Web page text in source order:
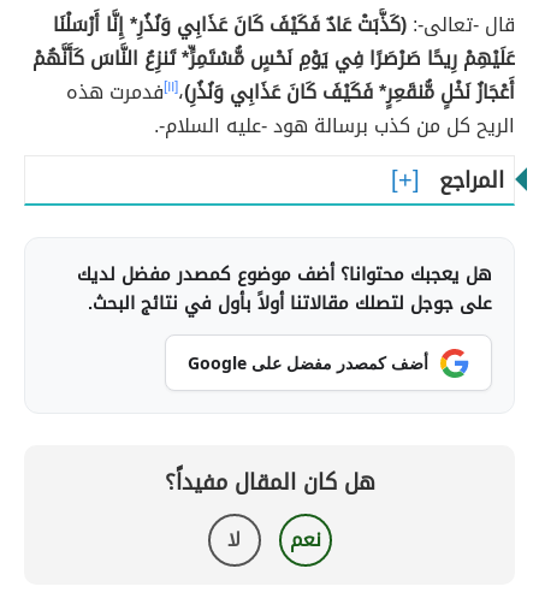
قال -تعالى-:(كَذَّبَتْ عَادٌ فَكَيْفَ كَانَ عَذَابِي وَنُذُرِ* إِنَّا أَرْسَلْنَا
عَلَيْهِمْ رِيحًا صَرْصَرًا فِي يَوْمِ نَحْسٍ مُّسْتَمِرٍّ* تَنزِعُ النَّاسَ كَأَنَّهُمْ
أَعْجَازُ نَخْلٍ مُّنقَعِرٍ* فَكَيْفَ كَانَ عَذَابِي وَنُذُرِ)،[١١] فدمرت هذه
الريح كل من كذب برسالة هود -عليه السلام-.
المراجع
هل يعجبك محتوانا؟ أضف موضوع كمصدر مفضل لديك
على جوجل لتصلك مقالاتنا أولاً بأول في نتائج البحث.
أضف كمصدر مفضل على Google
هل كان المقال مفيداً؟
نعم لا